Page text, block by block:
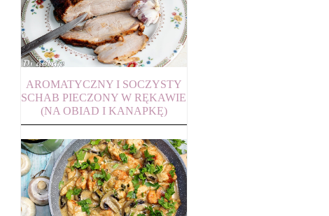
AROMATYCZNY I SOCZYSTY
SCHAB PIECZONY W RĘKAWIE
(NA OBIAD I KANAPKĘ)